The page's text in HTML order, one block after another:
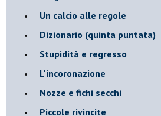
Un calcio alle regole
Dizionario (quinta puntata)
Stupidità e regresso
L'incoronazione
Nozze e fichi secchi
Piccole rivincite